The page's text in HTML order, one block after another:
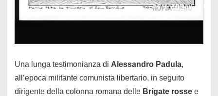
Una lunga testimonianza di Alessandro Padula,
all’epoca militante comunista libertario, in seguito
dirigente della colonna romana delle Brigate rosse e